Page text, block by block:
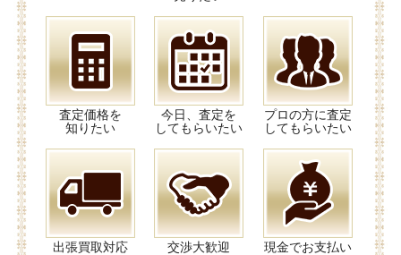
査定価格を
知りたい
今日、査定を
してもらいたい
プロの方に査定
してもらいたい
出張買取対応 交渉大歓迎 現金でお支払い